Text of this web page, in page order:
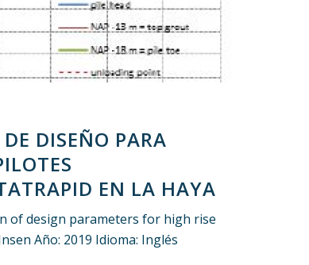
DISEÑO PARA
EN LA HAYA
of design parameters for high rise
Año: 2019 Idioma: Inglés